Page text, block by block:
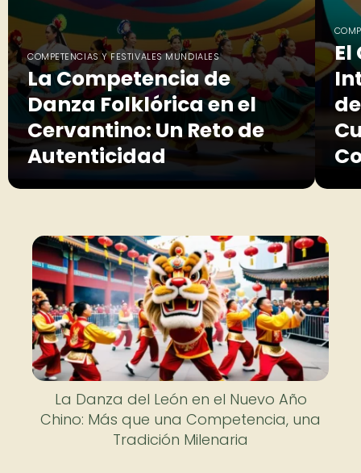
COMPETENCIAS Y FESTIVALES MUNDIALES
La Competencia de
Danza Folklórica en el
Cervantino: Un Reto de
Autenticidad
El
La Danza del León en el Nuevo Año
Chino: Más que una Competencia, una
Tradición Milenaria